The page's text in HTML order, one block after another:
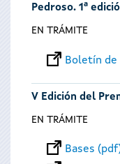
Pedroso. 1ª
EN TRÁMITE
Boletín de
V Edición del
EN TRÁMITE
Bases